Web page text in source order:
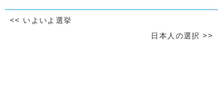
<< いよいよ選挙
日本人の選択>>